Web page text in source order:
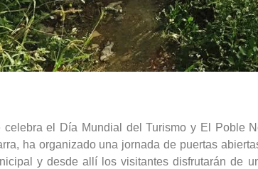
celebra el Día Mundial del Turismo y El Poble
ha organizado una jornada de puertas
y desde allí los visitantes disfrutarán de